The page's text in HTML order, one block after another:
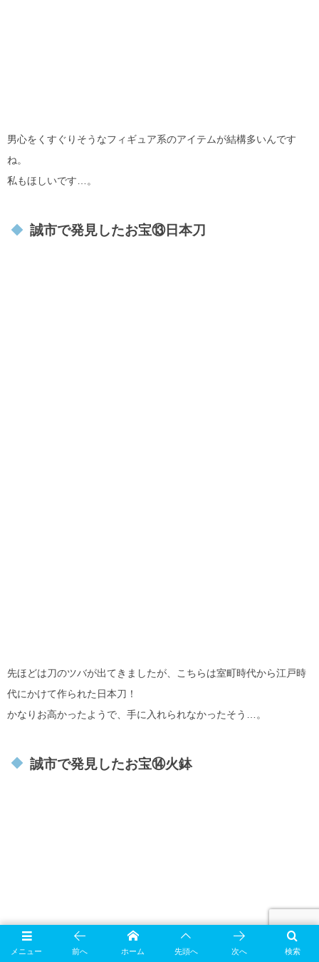
男心をくすぐりそうなフィギュア系のアイテムが結構多いんです
ね。
私もほしいです…。
誠市で発見したお宝⑬日本刀
先ほどは刀のツバが出てきましたが、こちらは室町時代から江戸時
代にかけて作られた日本刀！
かなりお高かったようで、手に入れられなかったそう…。
誠市で発見したお宝⑭火鉢
メニュー 検索
前へ ホーム 先頭へ 次へ